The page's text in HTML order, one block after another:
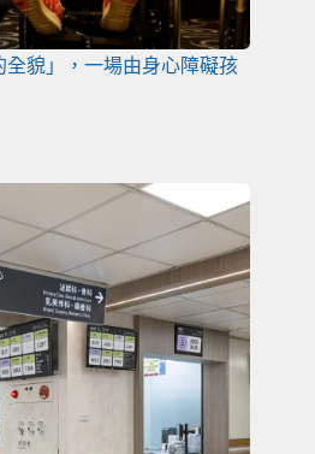
全貌」，一場由身心障礙孩